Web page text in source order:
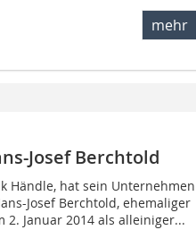
mehr
Josef Berchtold
Händle, hat sein Unternehmen
Josef Berchtold, ehemaliger
2. Januar 2014 als alleiniger...